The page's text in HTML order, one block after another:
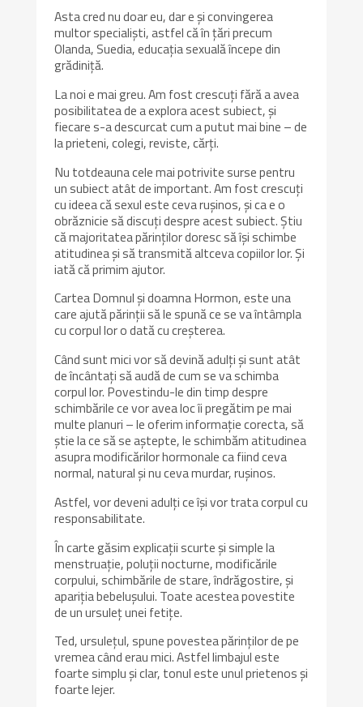
Asta cred nu doar eu, dar e și convingerea
multor specialiști, astfel că în țări precum
Olanda, Suedia, educația sexuală începe din
grădiniță.
La noi e mai greu. Am fost crescuți fără a avea
posibilitatea de a explora acest subiect, și
fiecare s-a descurcat cum a putut mai bine – de
la prieteni, colegi, reviste, cărți.
Nu totdeauna cele mai potrivite surse pentru
un subiect atât de important. Am fost crescuți
cu ideea că sexul este ceva rușinos, și ca e o
obrăznicie să discuți despre acest subiect. Știu
că majoritatea părinților doresc să își schimbe
atitudinea și să transmită altceva copiilor lor. Și
iată că primim ajutor.
Cartea Domnul și doamna Hormon, este una
care ajută părinții să le spună ce se va întâmpla
cu corpul lor o dată cu creșterea.
Când sunt mici vor să devină adulți și sunt atât
de încântați să audă de cum se va schimba
corpul lor. Povestindu-le din timp despre
schimbările ce vor avea loc îi pregătim pe mai
multe planuri – le oferim informație corecta, să
știe la ce să se aștepte, le schimbăm atitudinea
asupra modificărilor hormonale ca fiind ceva
normal, natural și nu ceva murdar, rușinos.
Astfel, vor deveni adulți ce își vor trata corpul cu
responsabilitate.
În carte găsim explicații scurte și simple la
menstruație, poluții nocturne, modificările
corpului, schimbările de stare, îndrăgostire, și
apariția bebelușului. Toate acestea povestite
de un ursuleț unei fetițe.
Ted, ursulețul, spune povestea părinților de pe
vremea când erau mici. Astfel limbajul este
foarte simplu și clar, tonul este unul prietenos și
foarte lejer.